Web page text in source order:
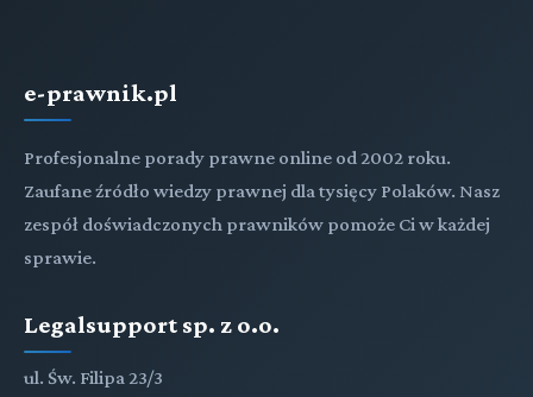
e-prawnik.pl
Profesjonalne porady prawne online od 2002 roku.
Zaufane źródło wiedzy prawnej dla tysięcy Polaków. Nasz
zespół doświadczonych prawników pomoże Ci w każdej
sprawie.
Legalsupport sp. z o.o.
ul. Św. Filipa 23/3